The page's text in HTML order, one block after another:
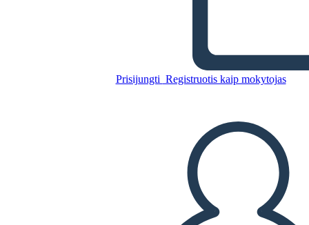
Prisijungti Registruotis kaip mokytojas
Geografia Della Cina Antica
SUKURTI SIUŽETINĘ LENTĄ
PALEISTI SKAIDRIŲ DEMONSTRACIJĄ
SKAITYK MAN